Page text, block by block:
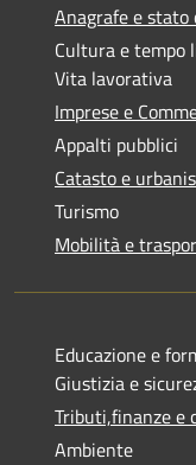
Anagrafe e stato
Cultura e tempo
Vita lavorativa
Imprese e
Appalti pubblici
Catasto e
Turismo
Mobilità e
Educazione e
Giustizia e
Tributi,finanze e
Ambiente